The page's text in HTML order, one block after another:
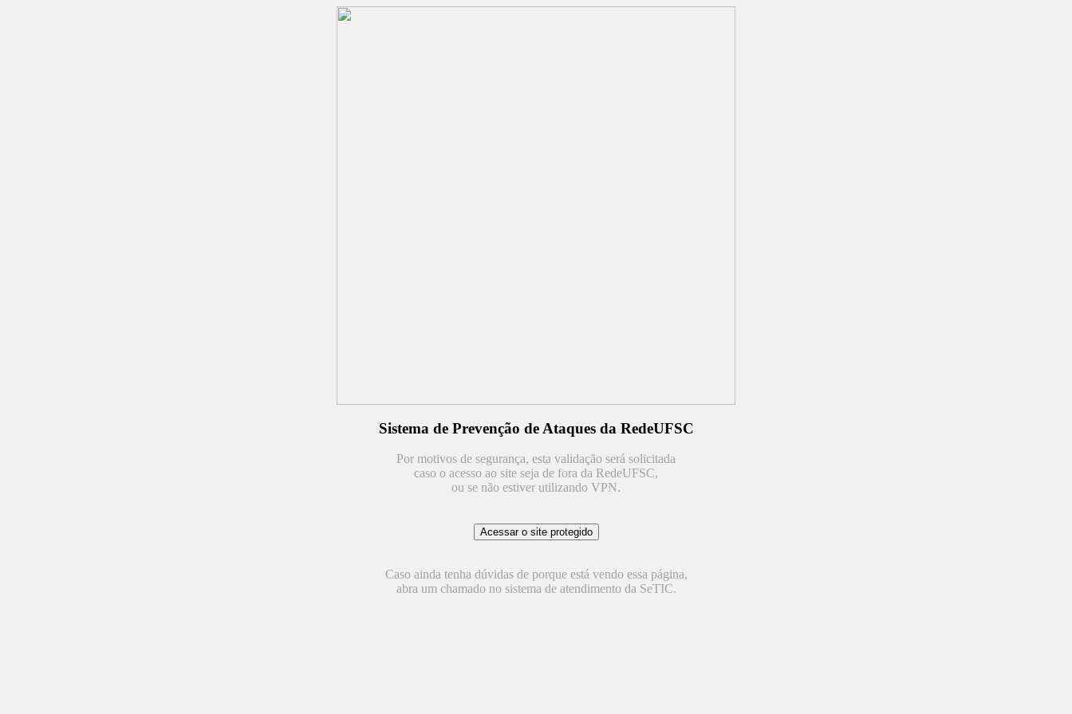
Sistema de Prevenção de Ataques da RedeUFSC
Por motivos de segurança, esta validação será solicitada
caso o acesso ao site seja de fora da RedeUFSC,
ou se não estiver utilizando VPN.
Caso ainda tenha dúvidas de porque está vendo essa página,
abra um chamado no sistema de atendimento da SeTIC.